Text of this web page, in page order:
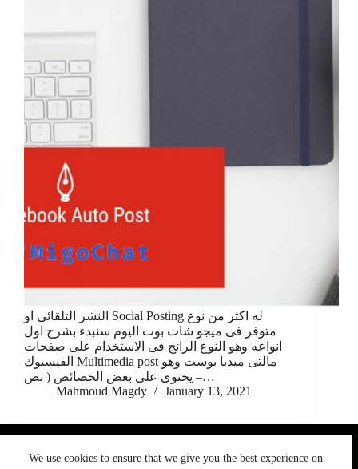
We use cookies to ensure that we give you the best experience on
النشر التلقائى او Social Posting له اكثر من نوع
متوفر فى ميجو شات بوت اليوم سنبدء بشرح اول
انواعه وهو النوع الرائج فى الاستخدام على صفحات
الفيسبوك Multimedia post مالتى ميديا بوست وهو
يحتوى على بعض الخصائص ( نص –…
Mahmoud Magdy
January 13, 2021
experience on our website. If you continue to use this site we